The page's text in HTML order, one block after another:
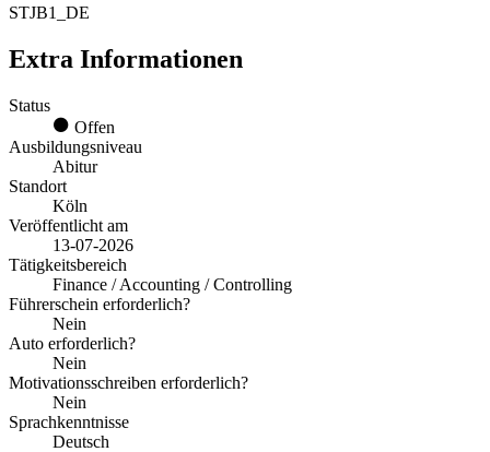
STJB1_DE
Extra Informationen
Status
Offen
Ausbildungsniveau
Abitur
Standort
Köln
Veröffentlicht am
13-07-2026
Tätigkeitsbereich
Finance / Accounting / Controlling
Führerschein erforderlich?
Nein
Auto erforderlich?
Nein
Motivationsschreiben erforderlich?
Nein
Sprachkenntnisse
Deutsch